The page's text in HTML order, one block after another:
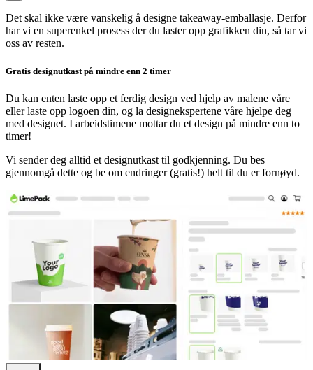
Det skal ikke være vanskelig å designe takeaway-emballasje. Derfor
har vi en superenkel prosess der du laster opp grafikken din, så tar vi
oss av resten.
Gratis designutkast på mindre enn 2 timer
Du kan enten laste opp et ferdig design ved hjelp av malene våre
eller laste opp logoen din, og la designekspertene våre hjelpe deg
med designet. I arbeidstimene mottar du et design på mindre enn to
timer!
Vi sender deg alltid et designutkast til godkjenning. Du bes
gjennomgå dette og be om endringer (gratis!) helt til du er fornøyd.